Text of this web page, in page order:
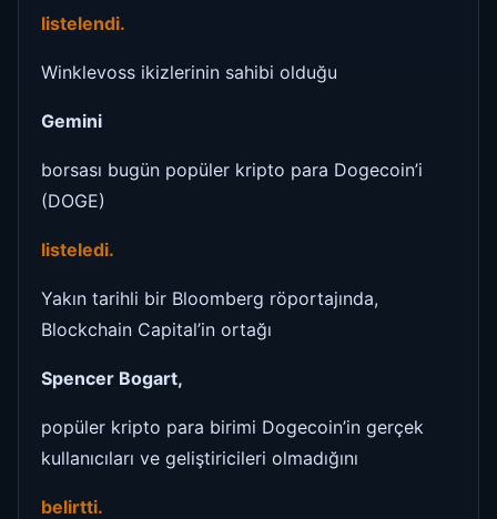
listelendi.
Winklevoss ikizlerinin sahibi olduğu
Gemini
borsası bugün popüler kripto para Dogecoin’i
(DOGE)
listeledi.
Yakın tarihli bir Bloomberg röportajında,
Blockchain Capital’in ortağı
Spencer Bogart,
popüler kripto para birimi Dogecoin’in gerçek
kullanıcıları ve geliştiricileri olmadığını
belirtti.